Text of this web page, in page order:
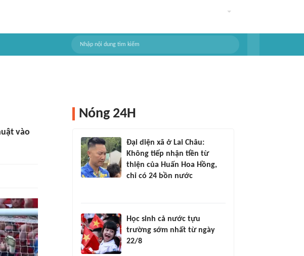
vào
Nóng 24H
Đại diện xã ở Lai Châu:
Không tiếp nhận tiền từ
thiện của Huấn Hoa Hồng,
chỉ có 24 bồn nước
Học sinh cả nước tựu
trường sớm nhất từ ngày
22/8